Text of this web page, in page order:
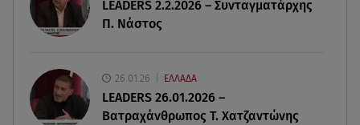
07.08.26 , 18:34
Κυκλάδες
LEADERS 2.2.2026 – Συνταγματάρχης
Π. Νάστος
26.01.26 ΕΛΛΑΔΑ
LEADERS 26.01.2026 –
Βατραχάνθρωπος Τ. Χατζαντώνης